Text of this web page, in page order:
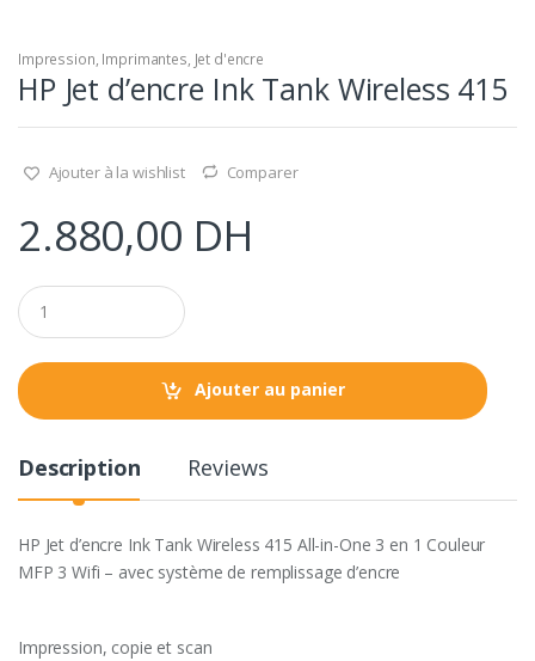
Impression, Imprimantes, Jet d'encre
HP Jet d’encre Ink Tank Wireless 415
Ajouter à la wishlist Comparer
2.880,00 DH
Q
u
a
t
i
Ajouter au panier
Description Reviews
HP Jet d’encre Ink Tank Wireless 415 All-in-One 3 en 1 Couleur
MFP 3 Wifi – avec système de remplissage d’encre
Impression, copie et scan